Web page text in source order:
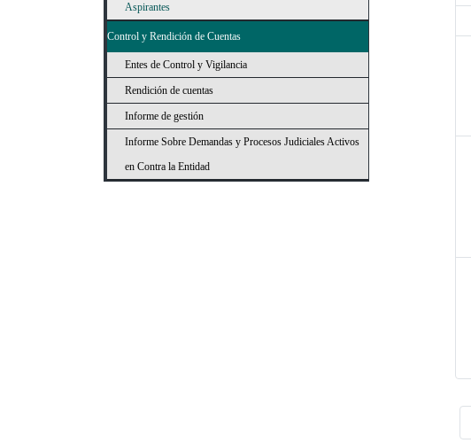
Aspirantes
Control y Rendición de Cuentas
Entes de Control y Vigilancia
Rendición de cuentas
Informe de gestión
Informe Sobre Demandas y Procesos Judiciales Activos
en Contra la Entidad